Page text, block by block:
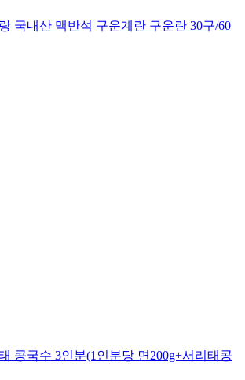
국내산 맥반석 구운계란 구운란 30구/60
콩국수 3인분(1인분당 면200g+서리태콩